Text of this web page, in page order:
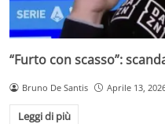
“Furto con scasso”:
Bruno De Santis Aprile 13,
Leggi di più